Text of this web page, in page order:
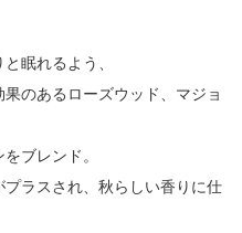
眠れるよう、
のあるローズウッド、マジョ
ブレンド。
ラスされ、秋らしい香りに仕